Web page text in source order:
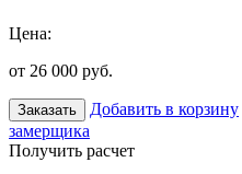
Цена:
от 26 000 руб.
Заказать Добавить в корзину
замерщика
Получить расчет